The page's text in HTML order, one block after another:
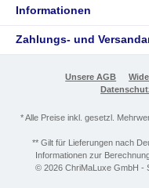
Informationen
Zahlungs- und
Unsere AGB
* Alle Preise inkl. gesetzl.
** Gilt für Lieferungen nach
Informationen zur
© 2026 ChriMaLuxe GmbH -